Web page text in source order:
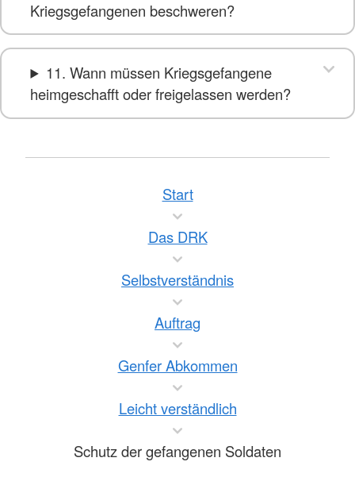
Kriegsgefangenen beschweren?
11. Wann müssen Kriegsgefangene
heimgeschafft oder freigelassen werden?
Start
Das DRK
Selbstverständnis
Auftrag
Genfer Abkommen
Leicht verständlich
Schutz der gefangenen Soldaten